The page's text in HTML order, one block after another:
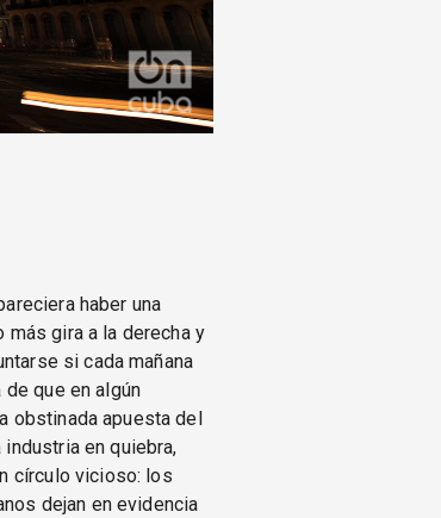
haber una
gira a la derecha y
si cada mañana
que en algún
obstinada apuesta del
en quiebra,
círculo vicioso: los
dejan en evidencia